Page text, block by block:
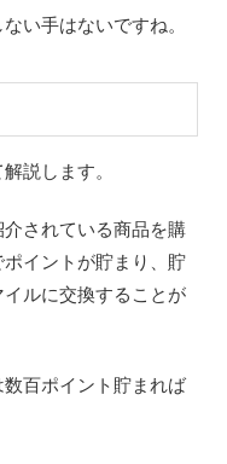
い手はないですね。
説します。
されている商品を購
イントが貯まり、貯
ルに交換することが
百ポイント貯まれば